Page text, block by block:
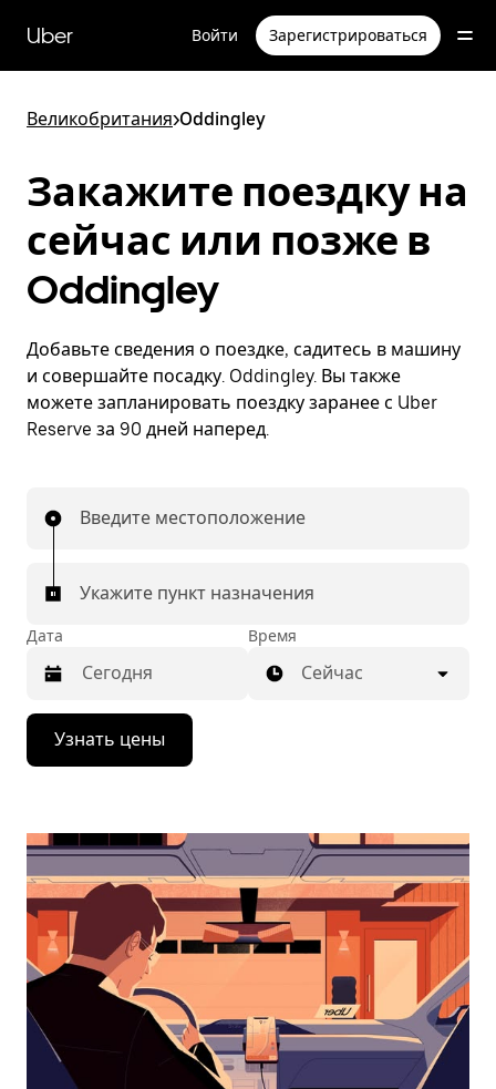
перейти
к
содержимому
Uber Войти Зарегистрироваться
Великобритания>Oddingley
Закажите поездку на
сейчас или позже в
Oddingley
Добавьте сведения о поездке, садитесь в машину
и совершайте посадку. Oddingley. Вы также
можете запланировать поездку заранее с Uber
Reserve за 90 дней наперед.
Введите местоположение
Укажите пункт назначения
Дата
Нажмите
стрелку
вниз,
календарю
выбрать
дату.
Чтобы
закрыть
календарь,
нажмите
Esc.
Время
Сейчас
Узнать цены